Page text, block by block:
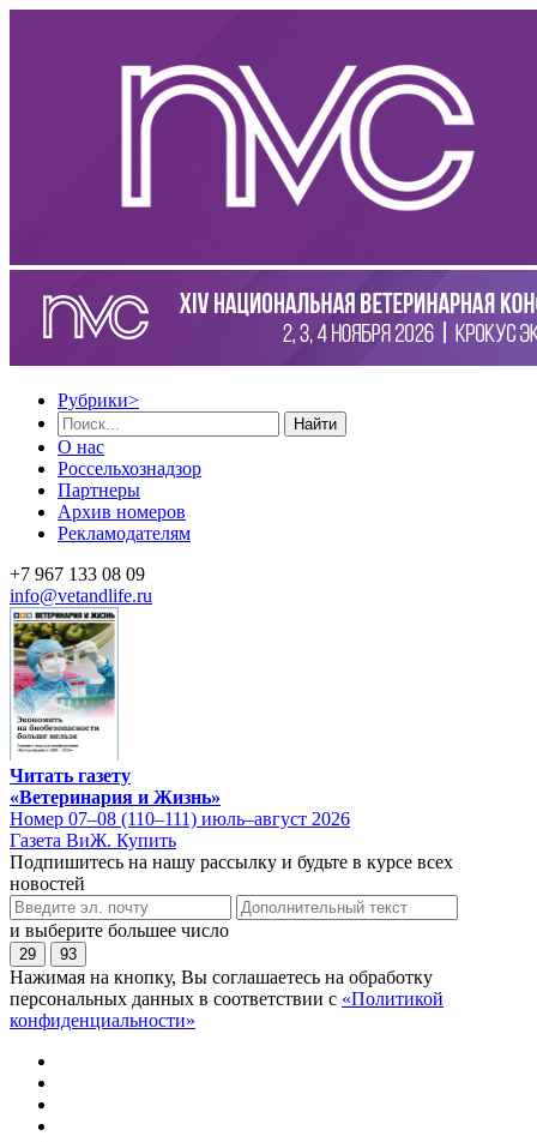
Рубрики>
Найти
О нас
Россельхознадзор
Партнеры
Архив номеров
Рекламодателям
+7 967 133 08 09
info@vetandlife.ru
Читать газету
«Ветеринария и Жизнь»
Номер 07–08 (110–111) июль–август 2026
Газета ВиЖ. Купить
Подпишитесь на нашу рассылку и будьте в курсе всех
новостей
и выберите большее число
29 93
Нажимая на кнопку, Вы соглашаетесь на обработку
персональных данных в соответствии с «Политикой
конфиденциальности»